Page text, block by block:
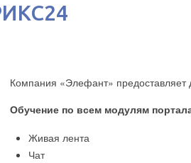
Компания «Элефант» предоставляет
Обучение по всем модулям
Живая лента
Чат